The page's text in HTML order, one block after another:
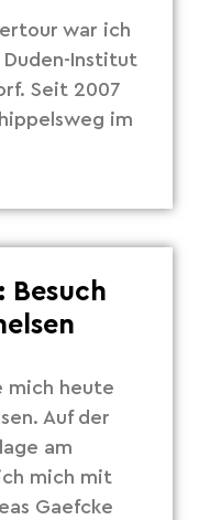
war ich
Institut
Seit 2007
im
Besuch
mich heute
Auf der
am
mich mit
Gaefcke